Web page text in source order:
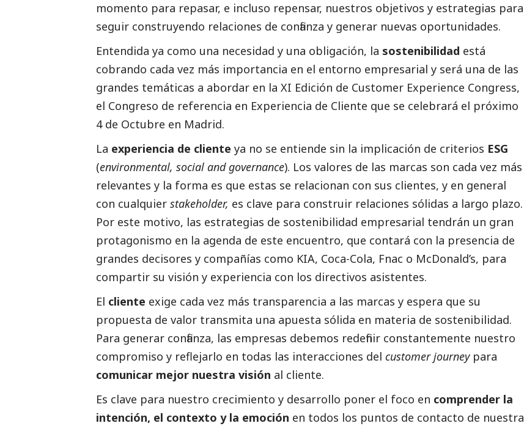
momento para repasar, e incluso repensar, nuestros objetivos y estrategias para
seguir construyendo relaciones de confianza y generar nuevas oportunidades.
Entendida ya como una necesidad y una obligación, la sostenibilidad está
cobrando cada vez más importancia en el entorno empresarial y será una de las
grandes temáticas a abordar en la XI Edición de Customer Experience Congress,
el Congreso de referencia en Experiencia de Cliente que se celebrará el próximo
4 de Octubre en Madrid.
La experiencia de cliente ya no se entiende sin la implicación de criterios ESG
(environmental, social and governance). Los valores de las marcas son cada vez más
relevantes y la forma es que estas se relacionan con sus clientes, y en general
con cualquier stakeholder, es clave para construir relaciones sólidas a largo plazo.
Por este motivo, las estrategias de sostenibilidad empresarial tendrán un gran
protagonismo en la agenda de este encuentro, que contará con la presencia de
grandes decisores y compañías como KIA, Coca-Cola, Fnac o McDonald’s, para
compartir su visión y experiencia con los directivos asistentes.
El cliente exige cada vez más transparencia a las marcas y espera que su
propuesta de valor transmita una apuesta sólida en materia de sostenibilidad.
Para generar confianza, las empresas debemos redefinir constantemente nuestro
compromiso y reflejarlo en todas las interacciones del customer journeypara
comunicar mejor nuestra visión al cliente.
Es clave para nuestro crecimiento y desarrollo poner el foco en comprender la
intención, el contexto y la emoción en todos los puntos de contacto de nuestra